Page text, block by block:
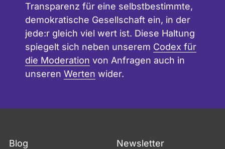
Transparenz für eine selbstbestimmte,
demokratische Gesellschaft ein, in der
jede:r gleich viel wert ist. Diese Haltung
spiegelt sich neben unserem Codex für
die Moderation von Anfragen auch in
unseren Werten wider.
Blog Newsletter